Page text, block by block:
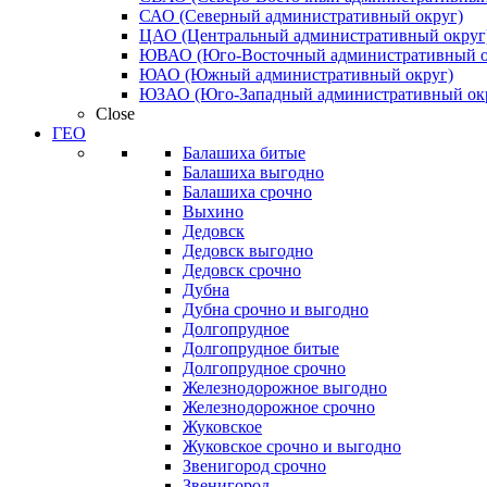
САО (Северный административный округ)
ЦАО (Центральный административный
ЮВАО (Юго-Восточный административный
ЮАО (Южный административный округ)
ЮЗАО (Юго-Западный административный
Close
ГЕО
Балашиха битые
Балашиха выгодно
Балашиха срочно
Выхино
Дедовск
Дедовск выгодно
Дедовск срочно
Дубна
Дубна срочно и выгодно
Долгопрудное
Долгопрудное битые
Долгопрудное срочно
Железнодорожное выгодно
Железнодорожное срочно
Жуковское
Жуковское срочно и выгодно
Звенигород срочно